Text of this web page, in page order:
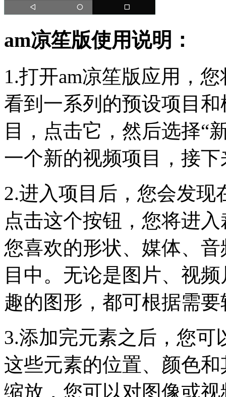
am凉笙版使用说明：
1.打开am凉笙版应用，
看到一系列的预设项目
目，点击它，然后选择“
一个新的视频项目，接
2.进入项目后，您会发现
点击这个按钮，您将进
您喜欢的形状、媒体、
目中。无论是图片、视
趣的图形，都可根据需
3.添加完元素之后，您
这些元素的位置、颜色
缩放，您可以对图像或